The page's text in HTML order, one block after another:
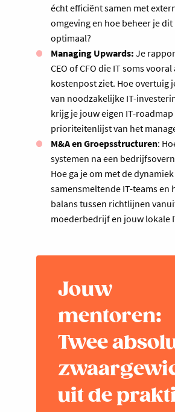
écht efficiënt samen met
omgeving en hoe beheer je
optimaal?
Managing Upwards: Je
CEO of CFO die IT soms vooral
kostenpost ziet. Hoe overtuig
van noodzakelijke IT-
krijg je jouw eigen IT-
prioriteitenlijst van het
M&A en Groepsstructuren:
systemen na een
Hoe ga je om met de
samensmeltende IT-teams en
balans tussen richtlijnen
moederbedrijf en jouw lokale
Jouw
mentoren:
Twee
uit de